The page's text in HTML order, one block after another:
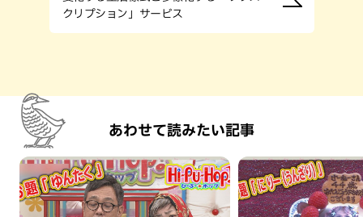
クリプション」サービス
あわせて読みたい記事